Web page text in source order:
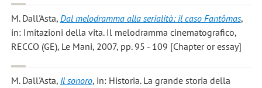
M. Dall'Asta, Dal melodramma alla serialità: il caso Fantômas,
in: Imitazioni della vita. Il melodramma cinematografico,
RECCO (GE), Le Mani, 2007, pp. 95 - 109 [Chapter or essay]
M. Dall'Asta, Il sonoro, in: Historia. La grande storia della